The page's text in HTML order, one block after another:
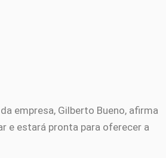
empresa, Gilberto Bueno, afirma
e estará pronta para oferecer a